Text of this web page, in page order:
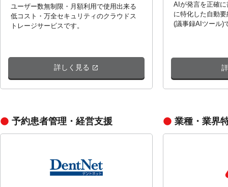
ユーザー数無制限・月額利用で使用出来る
低コスト・万全セキュリティのクラウドス
トレージサービスです。
詳しく見る
AIが発言を正確
に特化した自動
(議事録AIツール)
予約患者管理・経営支援 業種・業界